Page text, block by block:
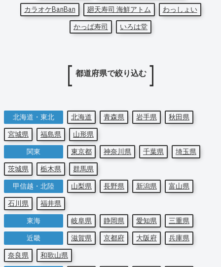
カラオケBanBan
廻天寿司 海鮮アトム
わっしょい
かっぱ寿司
いろは堂
都道府県で絞り込む
北海道・東北 北海道 青森県 岩手県
秋田県
宮城県
福島県
山形県
関東
東京都 神奈川県 千葉県
埼玉県
茨城県
栃木県
群馬県
甲信越・北陸
山梨県 長野県 新潟県
富山県
石川県
福井県
東海
岐阜県 静岡県 愛知県
三重県
近畿
滋賀県 京都府 大阪府
兵庫県
奈良県
和歌山県